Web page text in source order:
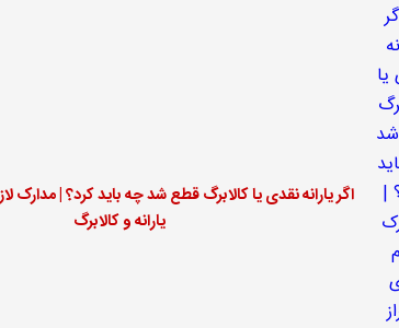
اگر یارانه نقدی یا کالابرگ قطع شد چه باید کرد؟ | مدارک
یارانه و کالابرگ